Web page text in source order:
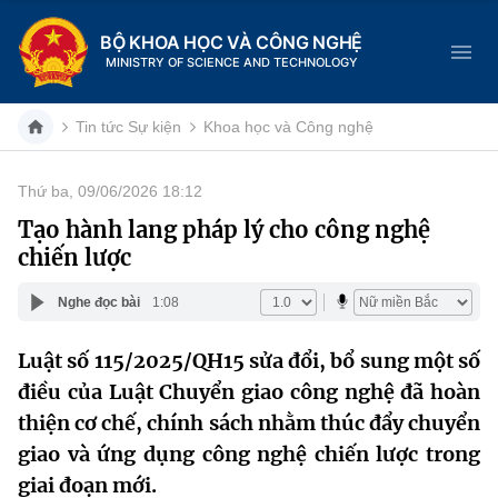
BỘ KHOA HỌC VÀ CÔNG NGHỆ
MINISTRY OF SCIENCE AND TECHNOLOGY
Danh mục
Trang chủ
Giới thiệu
Chức năng nhiệm vụ
Cơ cấu tổ chức
Lịch sử phát triển
Tin tức sự kiện
Khoa học và Công nghệ
Đổi mới sáng tạo
Dịch vụ công
Hệ thống văn bản
Tin tức Sự kiện Khoa học và Công nghệ
Thứ ba, 09/06/2026 18:12
Tạo hành lang pháp lý cho công nghệ
chiến lược
Nghe đọc bài 1:08
Luật số 115/2025/QH15 sửa đổi, bổ sung một số
điều của Luật Chuyển giao công nghệ đã hoàn
thiện cơ chế, chính sách nhằm thúc đẩy chuyển
giao và ứng dụng công nghệ chiến lược trong
giai đoạn mới.